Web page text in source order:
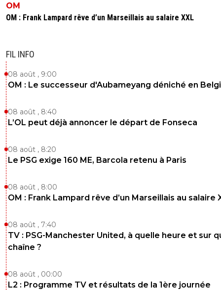
OM
OM : Frank Lampard rêve d’un Marseillais au salaire XXL
FIL INFO
08 août , 9:00
OM : Le successeur d'Aubameyang déniché en
08 août , 8:40
L’OL peut déjà annoncer le départ de Fonseca
08 août , 8:20
Le PSG exige 160 ME, Barcola retenu à Paris
08 août , 8:00
OM : Frank Lampard rêve d’un Marseillais au salaire
08 août , 7:40
TV : PSG-Manchester United, à quelle heure et sur
chaîne ?
08 août , 00:00
L2 : Programme TV et résultats de la 1ère journée